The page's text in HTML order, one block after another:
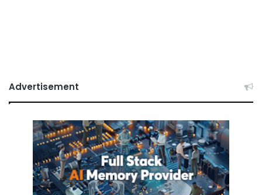
Advertisement